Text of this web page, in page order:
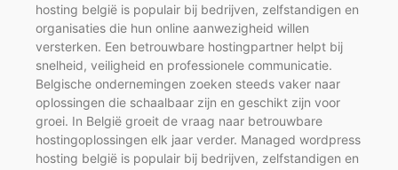
hosting belgië is populair bij bedrijven, zelfstandigen en
organisaties die hun online aanwezigheid willen
versterken. Een betrouwbare hostingpartner helpt bij
snelheid, veiligheid en professionele communicatie.
Belgische ondernemingen zoeken steeds vaker naar
oplossingen die schaalbaar zijn en geschikt zijn voor
groei. In België groeit de vraag naar betrouwbare
hostingoplossingen elk jaar verder. Managed wordpress
hosting belgië is populair bij bedrijven, zelfstandigen en